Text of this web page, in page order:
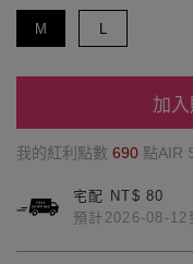
M L
加
我的紅利點數 690 點AIR
宅配 NT$ 80
預計2026-08-12